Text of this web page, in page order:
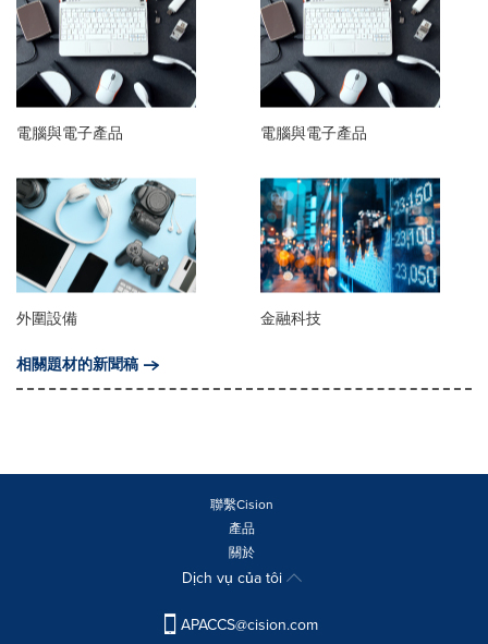
電腦與電子產品 電腦與電子產品
外圍設備
金融科技
相關題材的新聞稿
聯繫Cision
產品
關於
Dịch vụ của tôi
APACCS@cision.com